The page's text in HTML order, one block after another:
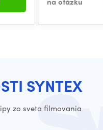
SYNTEX
zo sveta filmovania